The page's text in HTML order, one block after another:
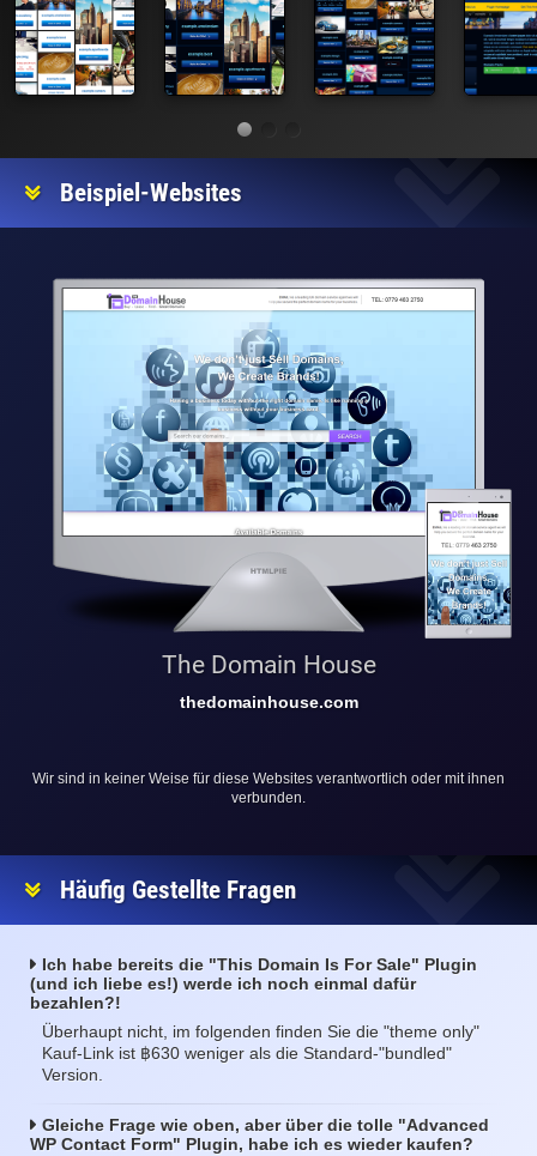
Beispiel-Websites
Holiday Names
holidaynames.com
Wir sind in keiner Weise für diese Websites verantwortlich oder mit ihnen
verbunden.
Häufig Gestellte Fragen
Ich habe bereits die "This Domain Is For Sale" Plugin
(und ich liebe es!) werde ich noch einmal dafür
bezahlen?!
Überhaupt nicht, im folgenden finden Sie die "theme only"
Kauf-Link ist ฿630 weniger als die Standard-"bundled"
Version.
Gleiche Frage wie oben, aber über die tolle "Advanced
WP Contact Form" Plugin, habe ich es wieder kaufen?